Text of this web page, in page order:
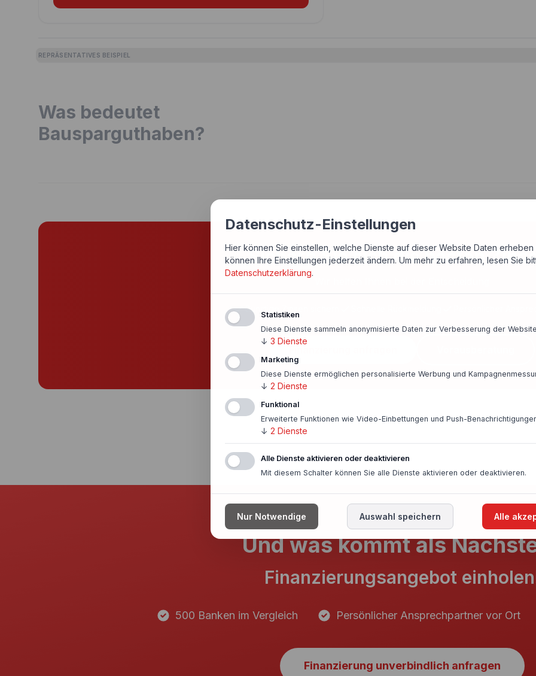
REPRÄSENTATIVES BEISPIEL
Was bedeutet
Bausparguthaben?
Sichern Sie sich die besten
Günstige Zinsen sichern
Und was kommt als
Finanzierungsangebot
500 Banken im Vergleich Persönlicher Ansprechpartner vor Ort
Finanzierung unverbindlich anfragen
Datenschutz-Einstellungen
Hier können Sie einstellen, welche Dienste auf dieser Website Daten erheben
können Ihre Einstellungen jederzeit ändern. Um mehr zu erfahren, lesen Sie
Datenschutzerklärung.
Statistiken
Diese Dienste sammeln anonymisierte Daten zur Verbesserung der
↓ 3 Dienste
Marketing
Diese Dienste ermöglichen personalisierte Werbung und
↓ 2 Dienste
Funktional
Erweiterte Funktionen wie Video-Einbettungen und Push-
↓ 2 Dienste
Alle Dienste aktivieren oder deaktivieren
Mit diesem Schalter können Sie alle Dienste aktivieren oder deaktivieren.
Nur Notwendige Auswahl speichern Alle